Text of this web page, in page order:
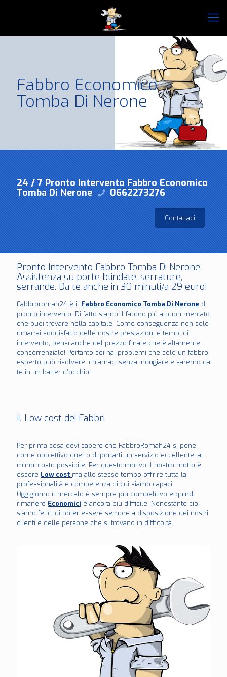
Fabbro Economico
Tomba Di Nerone
24 / 7 Pronto Intervento Fabbro Economico
Tomba Di Nerone 0662273276
Contattaci
Pronto Intervento Fabbro Tomba Di Nerone.
Assistenza su porte blindate, serrature,
serrande. Da te anche in 30 minuti/a 29 euro!
Fabbroromah24 è il Fabbro Economico Tomba Di Nerone di
pronto intervento. Di fatto siamo il fabbro più a buon mercato
che puoi trovare nella capitale! Come conseguenza non solo
rimarrai soddisfatto delle nostre prestazioni e tempi di
intervento, bensì anche del prezzo finale che è altamente
concorrenziale! Pertanto sei hai problemi che solo un fabbro
esperto può risolvere, chiamaci senza indugiare e saremo da
te in un batter d’occhio!
Il Low cost dei Fabbri
Per prima cosa devi sapere che FabbroRomah24 si pone
come obbiettivo quello di portarti un servizio eccellente, al
minor costo possibile. Per questo motivo il nostro motto è
essere Low cost ma allo stesso tempo offrire tutta la
professionalità e competenza di cui siamo capaci.
Oggigiorno il mercato è sempre più competitivo e quindi
rimanere Economici è ancora più difficile. Nonostante ciò,
siamo felici di poter essere sempre a disposizione dei nostri
clienti e delle persone che si trovano in difficoltà.